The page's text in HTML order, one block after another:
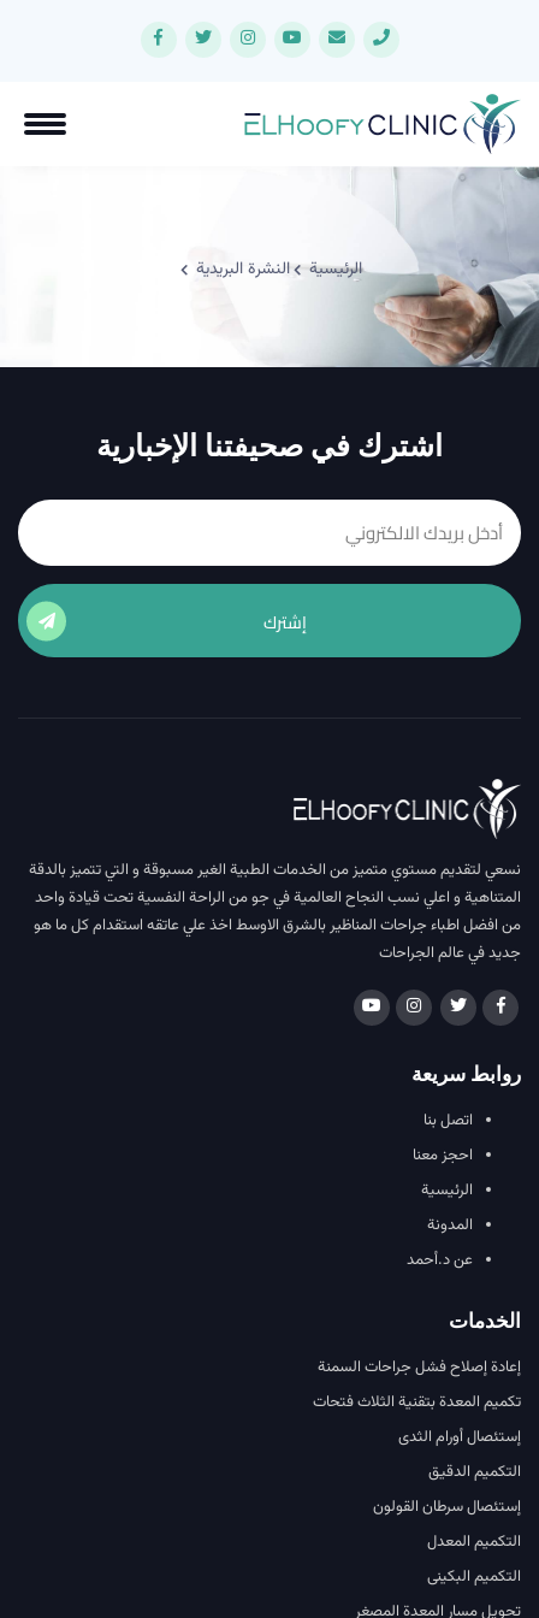
الرئيسية النشرة البريدية
اشترك في صحيفتنا الإخبارية
إشترك
نسعي لتقديم مستوي متميز من الخدمات الطبية الغير مسبوقة و التي تتميز بالدقة
المتناهية و اعلي نسب النجاح العالمية في جو من الراحة النفسية تحت قيادة واحد
من افضل اطباء جراحات المناظير بالشرق الاوسط اخذ علي عاتقه استقدام كل ما هو
جديد في عالم الجراحات
روابط سريعة
اتصل بنا
احجز معنا
الرئيسية
المدونة
عن د.أحمد
الخدمات
إعادة إصلاح فشل جراحات السمنة
تكميم المعدة بتقنية الثلاث فتحات
إستئصال أورام الثدى
التكميم الدقيق
إستئصال سرطان القولون
التكميم المعدل
التكميم البكينى
تحويل مسار المعدة المصغر